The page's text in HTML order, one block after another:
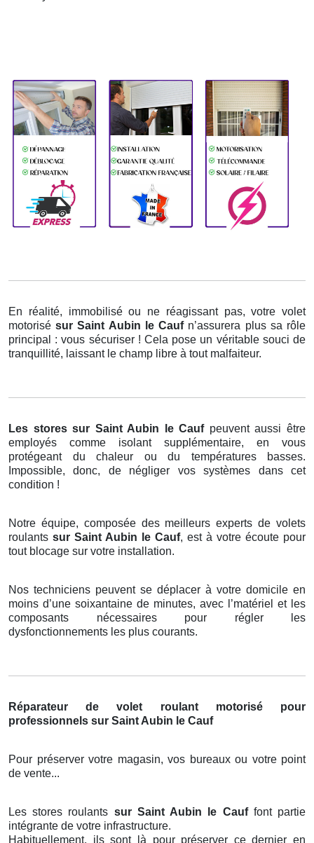
En réalité, immobilisé ou ne réagissant pas, votre volet
motorisésur Saint Aubin le Cauf n’assurera plus sa rôle
principal : vous sécuriser ! Cela pose un véritable souci de
tranquillité, laissant le champ libre à tout malfaiteur.
Les stores sur Saint Aubin le Cauf peuvent aussi être
employés comme isolant supplémentaire, en vous
protégeant du chaleur ou du températures basses.
Impossible, donc, de négliger vos systèmes dans cet
condition !
Notre équipe, composée des meilleurs experts de volets
roulants sur Saint Aubin le Cauf, est à votre écoute pour
tout blocage sur votre installation.
Nos techniciens peuvent se déplacer à votre domicile en
moins d’une soixantaine de minutes, avec l’matériel et les
composants nécessaires pour régler les
dysfonctionnements les plus courants.
Réparateur de volet roulant motorisé pour
professionnels sur Saint Aubin le Cauf
Pour préserver votre magasin, vos bureaux ou votre point
de vente...
Les stores roulants sur Saint Aubin le Cauf font partie
intégrante de votre infrastructure.
Habituellement, ils sont là pour préserver ce dernier en